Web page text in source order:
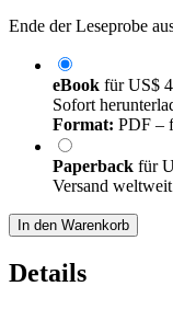
Ende der Leseprobe
eBook fürUS$
Sofort
Format: PDF –
Paperback für
Versand weltweit
In den Warenkorb
Details